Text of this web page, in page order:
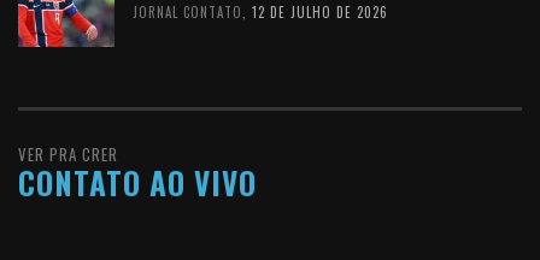
JORNAL CONTATO 12 DE JULHO DE 2026
VER PRA CRER
CONTATO AO VIVO